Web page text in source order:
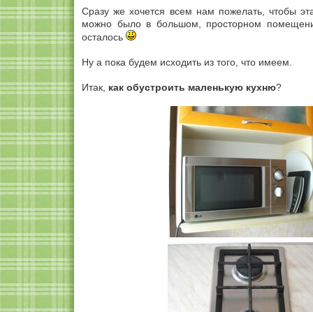
Сразу же хочется всем нам пожелать, чтобы
можно было в большом, просторном
осталось
Ну а пока будем исходить из того, что имеем.
Итак, как обустроить маленькую кухню?